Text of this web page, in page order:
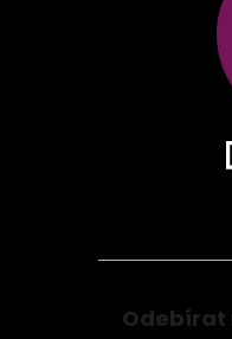
Odebírat